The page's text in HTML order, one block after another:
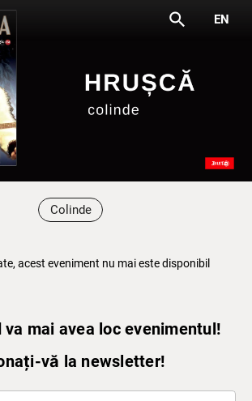
search EN
Colinde
acest eveniment nu mai este disponibil
mai avea loc evenimentul!
vă la newsletter!